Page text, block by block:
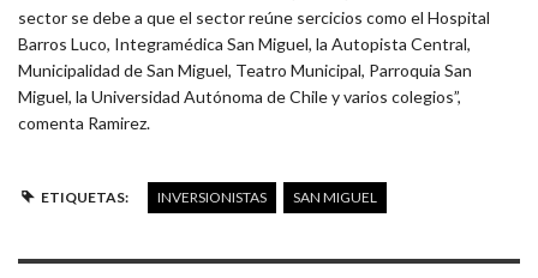
sector se debe a que el sector reúne sercicios como el Hospital
Barros Luco, Integramédica San Miguel, la Autopista Central,
Municipalidad de San Miguel, Teatro Municipal, Parroquia San
Miguel, la Universidad Autónoma de Chile y varios colegios”,
comenta Ramirez.
ETIQUETAS: INVERSIONISTAS SAN MIGUEL